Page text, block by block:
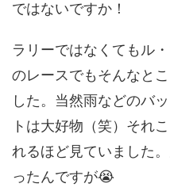
ではないですか！
ラリーではなくてもル
のレースでもそんなと
した。当然雨などのバ
トは大好物（笑）それ
れるほど見ていました
ったんですが😭